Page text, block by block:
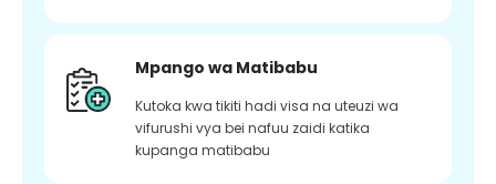
Mpango wa Matibabu
Kutoka kwa tikiti hadi visa na uteuzi wa
vifurushi vya bei nafuu zaidi katika
kupanga matibabu